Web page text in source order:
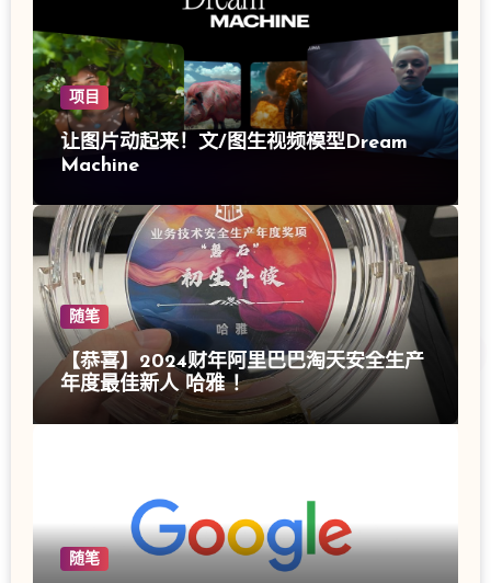
项目
让图片动起来！文/图生视频模型Dream
Machine
随笔
【恭喜】2024财年阿里巴巴淘天安全生产
年度最佳新人 哈雅 ！
随笔